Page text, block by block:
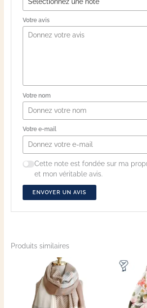
Votre avis
Votre nom
Votre e-mail
Cette note est fondée sur ma
et mon véritable avis.
ENVOYER UN AVIS
Produits similaires